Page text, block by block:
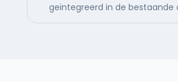
geïntegreerd in de bestaande